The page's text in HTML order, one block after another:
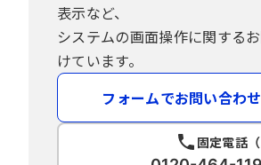
表示など、
システムの画面操作に関する
けています。
フォームでお問い合わせ
固定電話